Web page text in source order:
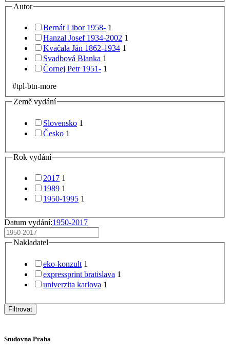
Autor
Bernát Libor 1958- 1
Hanzal Josef 1934-2002 1
Kvačala Ján 1862-1934 1
Svadbová Blanka 1
Čornej Petr 1951- 1
#tpl-btn-more
Země vydání
Slovensko 1
Česko 1
Rok vydání
2017 1
1989 1
1950-1995 1
Datum vydání:1950-2017
Nakladatel
eko-konzult 1
expressprint bratislava 1
univerzita karlova 1
Filtrovat
Studovna Praha